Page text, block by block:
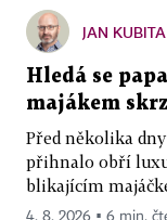
JAN KUBITA
Hledá se
majákem
Před několika
přihnalo obří
blikajícím
4. 8. 2026 ▪ 6 min.